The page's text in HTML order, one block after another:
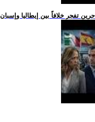
تفجر خلافاً بين إيطاليا وإسبان